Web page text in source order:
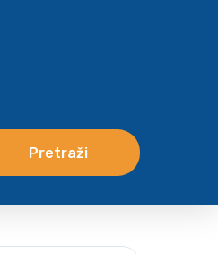
Pretraži